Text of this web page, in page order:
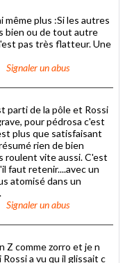
même plus :Si les autres
bien ou de tout autre
pas très flatteur. Une
Signaler un abus
parti de la pôle et Rossi
pour pédrosa c'est
plus que satisfaisant
rien de bien
roulent vite aussi. C'est
faut retenir....avec un
atomisé dans un
Signaler un abus
Z comme zorro et je n
a vu qu il glissait c